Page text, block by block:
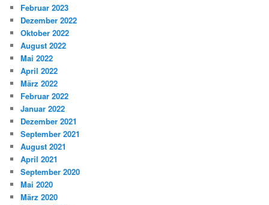
Februar 2023
Dezember 2022
Oktober 2022
August 2022
Mai 2022
April 2022
März 2022
Februar 2022
Januar 2022
Dezember 2021
September 2021
August 2021
April 2021
September 2020
Mai 2020
März 2020